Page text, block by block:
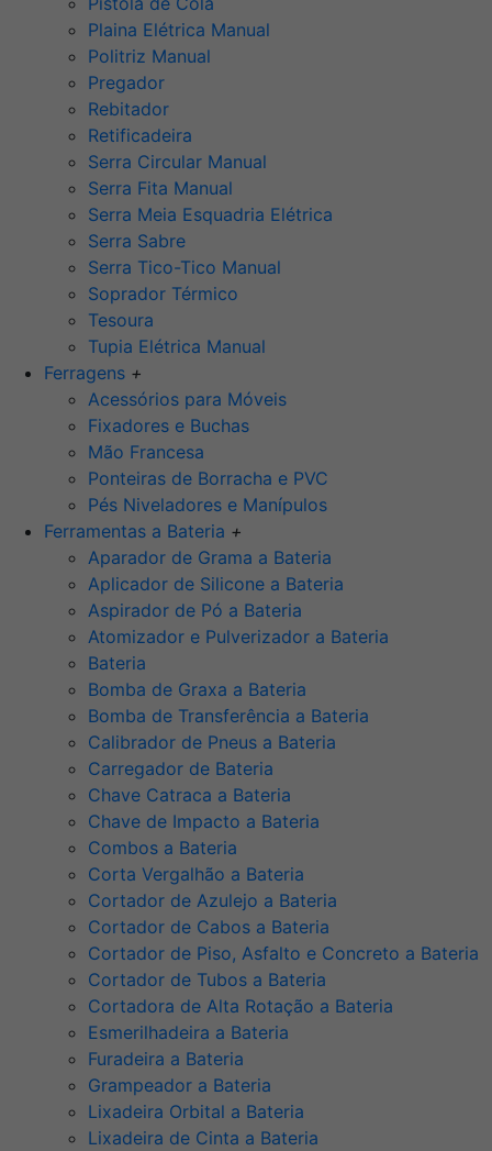
Plaina Elétrica Manual
Politriz Manual
Pregador
Rebitador
Retificadeira
Serra Circular Manual
Serra Fita Manual
Serra Meia Esquadria Elétrica
Serra Sabre
Serra Tico-Tico Manual
Soprador Térmico
Tesoura
Tupia Elétrica Manual
Ferragens +
Acessórios para Móveis
Fixadores e Buchas
Mão Francesa
Ponteiras de Borracha e PVC
Pés Niveladores e Manípulos
Ferramentas a Bateria +
Aparador de Grama a Bateria
Aplicador de Silicone a Bateria
Aspirador de Pó a Bateria
Atomizador e Pulverizador a Bateria
Bateria
Bomba de Graxa a Bateria
Bomba de Transferência a Bateria
Calibrador de Pneus a Bateria
Carregador de Bateria
Chave Catraca a Bateria
Chave de Impacto a Bateria
Combos a Bateria
Corta Vergalhão a Bateria
Cortador de Azulejo a Bateria
Cortador de Cabos a Bateria
Cortador de Piso, Asfalto e Concreto a Bateria
Cortador de Tubos a Bateria
Cortadora de Alta Rotação a Bateria
Esmerilhadeira a Bateria
Furadeira a Bateria
Grampeador a Bateria
Lixadeira Orbital a Bateria
Lixadeira de Cinta a Bateria